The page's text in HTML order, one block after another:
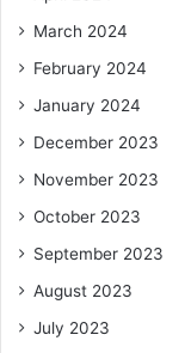
March 2024
February 2024
January 2024
December 2023
November 2023
October 2023
September 2023
August 2023
July 2023